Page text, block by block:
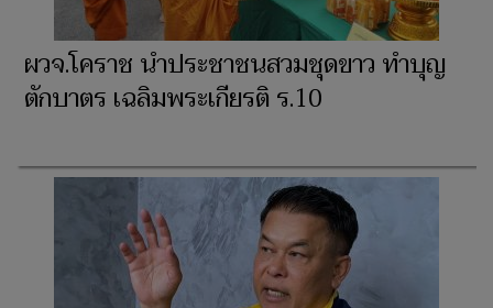
ผวจ.โคราช นำประชาชนสวมชุดขาว ทำบุญ
ตักบาตร เฉลิมพระเกียรติ ร.10